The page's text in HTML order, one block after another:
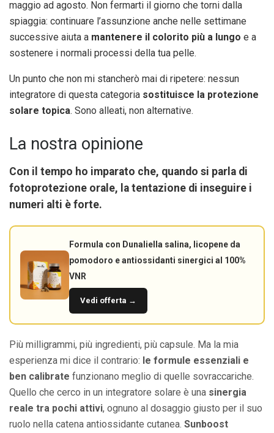
maggio ad agosto. Non fermarti il giorno che torni dalla
spiaggia: continuare l’assunzione anche nelle settimane
successive aiuta a mantenere il colorito più a lungo e a
sostenere i normali processi della tua pelle.
Un punto che non mi stancherò mai di ripetere: nessun
integratore di questa categoria sostituisce la protezione
solare topica. Sono alleati, non alternative.
La nostra opinione
Con il tempo ho imparato che, quando si parla di
fotoprotezione orale, la tentazione di inseguire i
numeri alti è forte.
Formula con Dunaliella salina, licopene da
pomodoro e antiossidanti sinergici al 100%
VNR
Vedi offerta →
Più milligrammi, più ingredienti, più capsule. Ma la mia
esperienza mi dice il contrario: le formule essenziali e
ben calibrate funzionano meglio di quelle sovraccariche.
Quello che cerco in un integratore solare è una sinergia
reale tra pochi attivi, ognuno al dosaggio giusto per il suo
ruolo nella catena antiossidante cutanea. Sunboost